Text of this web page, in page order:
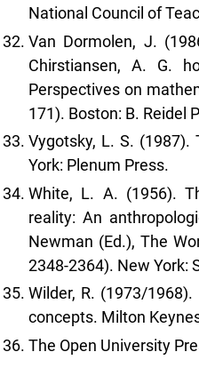
National Council of
Van Dormolen, J.
Chirstiansen, A. G.
Perspectives on
171). Boston: B. Reidel
Vygotsky, L. S. (1987).
York: Plenum Press.
White, L. A. (1956).
reality: An
Newman (Ed.), The
2348-2364). New York:
Wilder, R. (1973/
concepts. Milton
The Open University